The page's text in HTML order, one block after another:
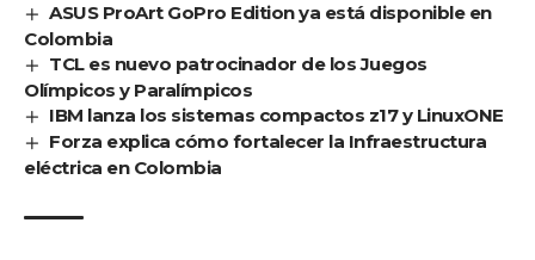
ASUS ProArt GoPro Edition ya está disponible en
Colombia
TCL es nuevo patrocinador de los Juegos
Olímpicos y Paralímpicos
IBM lanza los sistemas compactos z17 y LinuxONE
Forza explica cómo fortalecer la Infraestructura
eléctrica en Colombia